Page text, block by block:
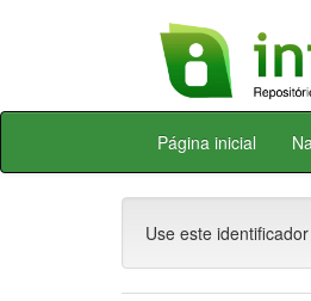
Skip
Página inicial
Use este